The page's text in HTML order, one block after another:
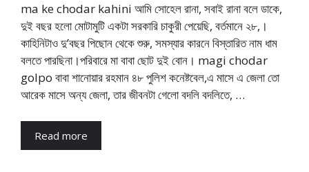
ma ke chodar kahini আমি সোহেল রানা, সবাই রানা বলে ডাকে,
দুই বছর হলো মোটামুটি একটা সরকারি চাকুরী পেয়েছি, বর্তমানে ২৮,।
কাহিনিটাও দু’বছর পিছোন থেকে শুরু, সমস্যার কারনে বিস্তারিত নাম ধাম
বলতে পারছিনা।পরিবারে মা বাবা ছোট দুই বোন। magi chodar
golpo বাবা শানোয়ার রহমান ৪৮ পুলিশ কনেষ্টবেল,এ মাসে এ জেলা তো
আরেক মাসে অন্য জেলা, তার জীবনটা গেলো বদলি বদলিতে, …
Read more